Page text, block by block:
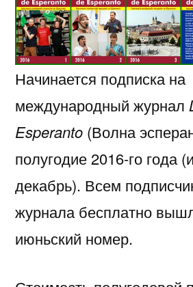
Начинается подписка на
международный журнал
Esperanto (Волна
полугодие 2016-го года
декабрь). Всем
журнала бесплатно
июньский номер.